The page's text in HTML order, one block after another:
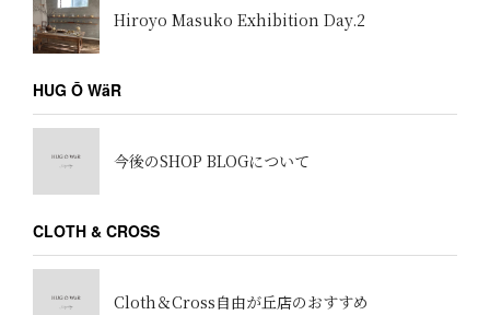
Hiroyo Masuko Exhibition Day.2
HUG Ō WäR
今後のSHOP BLOGについて
CLOTH & CROSS
Cloth＆Cross自由が丘店のおすすめ